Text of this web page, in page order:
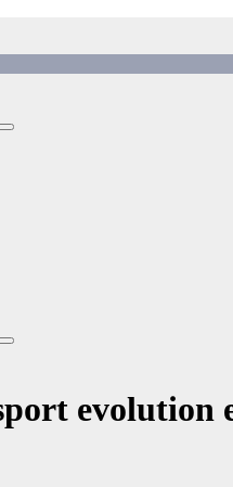
evolution